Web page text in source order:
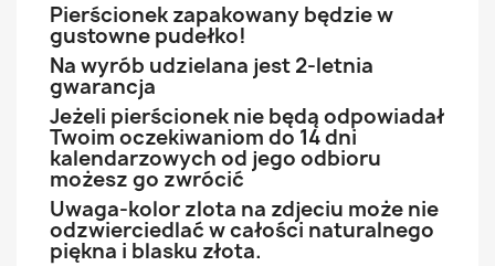
Pierścionek zapakowany będzie w
gustowne pudełko!
Na wyrób udzielana jest 2-letnia
gwarancja
Jeżeli pierścionek nie będą odpowiadał
Twoim oczekiwaniom do 14 dni
kalendarzowych od jego odbioru
możesz go zwrócić
Uwaga-kolor zlota na zdjeciu może nie
odzwierciedlać w całości naturalnego
piękna i blasku złota.